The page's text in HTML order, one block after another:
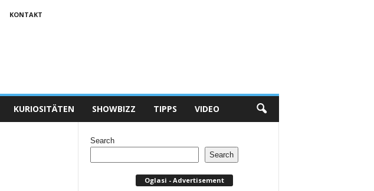
KONTAKT
KURIOSITÄTEN SHOWBIZZ TIPPS VIDEO
Search
Search
Oglasi - Advertisement